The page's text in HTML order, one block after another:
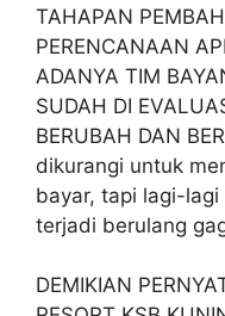
TAHAPAN
PERENCANAAN
ADANYA TIM
SUDAH DI
BERUBAH DAN
dikurangi untuk
bayar, tapi lagi-lagi
terjadi berulang
DEMIKIAN